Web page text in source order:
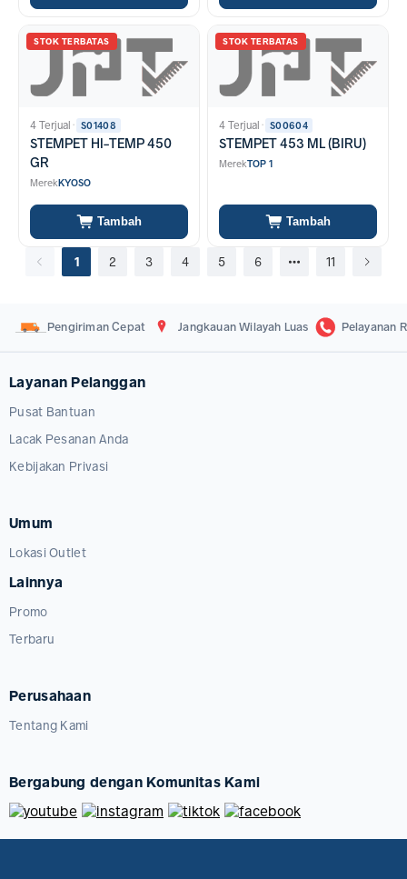
STOK TERBATAS
4 Terjual· S01408
STEMPET HI-TEMP 450
GR
MerekKYOSO
Tambah
STOK TERBATAS
4 Terjual· S00604
STEMPET 453 ML (BIRU)
MerekTOP 1
Tambah
1 2 3 4 5 6 11
Pengiriman Cepat Jangkauan Wilayah Luas Pelayanan
Layanan Pelanggan
Pusat Bantuan
Lacak Pesanan Anda
Kebijakan Privasi
Umum
Lokasi Outlet
Lainnya
Promo
Terbaru
Perusahaan
Tentang Kami
Bergabung dengan Komunitas Kami